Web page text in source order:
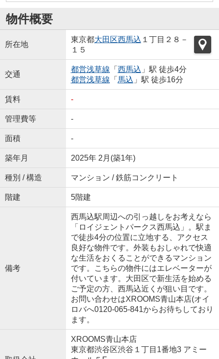
物件概要
所在地
東京都大田区西馬込 １丁目２８－
１５
交通
都営浅草線 「 西馬込 」駅 徒歩4分
都営浅草線 「 馬込 」駅 徒歩16分
賃料 -
管理費等 -
面積 -
築年月 2025年 2月(築1年)
種別 / 構造 マンション / 鉄筋コンクリート
階建 5階建
備考
西馬込駅周辺への引っ越しをお考えなら
「ロイジェントパークス西馬込」。駅ま
で徒歩4分の位置に立地する、アクセス
良好な物件です。外装もおしゃれで快適
な生活をおくることができるマンション
です。こちらの物件にはエレベーターが
付いています。大田区で新生活を始める
ご予定の方、西馬込近くが狙い目です。
お問い合わせはXROOMS青山本店(オイ
ロバへ0120-065-841からお待ちしており
ます。
XROOMS青山本店
東京都渋谷区渋谷１丁目1番地3 アミー